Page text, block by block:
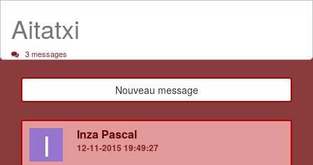
Aitatxi
3 messages
Nouveau message
I Inza Pascal
12-11-2015 19:49:27